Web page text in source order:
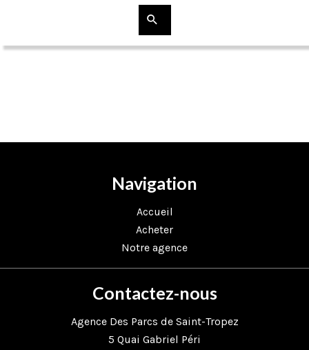
Navigation
Accueil
Acheter
Notre agence
Contactez-nous
Agence Des Parcs de Saint-Tropez
5 Quai Gabriel Péri